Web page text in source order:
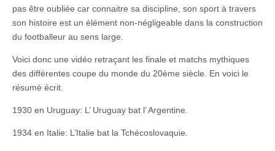
pas être oubliée car connaitre sa discipline, son sport à travers
son histoire est un élément non-négligeable dans la construction
du footballeur au sens large.
Voici donc une vidéo retraçant les finale et matchs mythiques
des différentes coupe du monde du 20ème siècle. En voici le
résumé écrit.
1930 en Uruguay: L’ Uruguay bat l’ Argentine.
1934 en Italie: L’Italie bat la Tchécoslovaquie.